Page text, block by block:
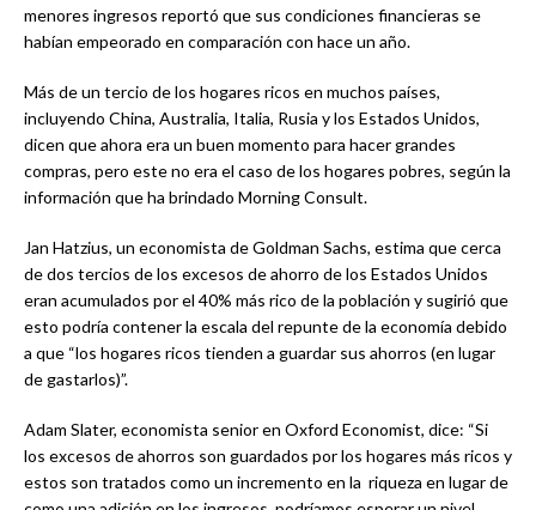
menores ingresos reportó que sus condiciones financieras se
habían empeorado en comparación con hace un año.
Más de un tercio de los hogares ricos en muchos países,
incluyendo China, Australia, Italia, Rusia y los Estados Unidos,
dicen que ahora era un buen momento para hacer grandes
compras, pero este no era el caso de los hogares pobres, según la
información que ha brindado Morning Consult.
Jan Hatzius, un economista de Goldman Sachs, estima que cerca
de dos tercios de los excesos de ahorro de los Estados Unidos
eran acumulados por el 40% más rico de la población y sugirió que
esto podría contener la escala del repunte de la economía debido
a que “los hogares ricos tienden a guardar sus ahorros (en lugar
de gastarlos)”.
Adam Slater, economista senior en Oxford Economist, dice: “Si
los excesos de ahorros son guardados por los hogares más ricos y
estos son tratados como un incremento en la riqueza en lugar de